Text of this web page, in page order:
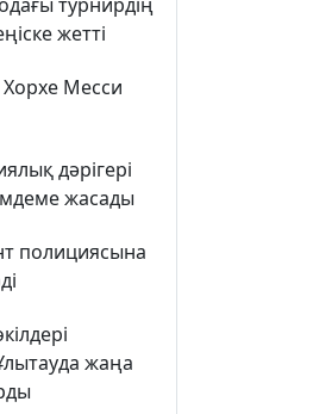
жетті
Хорхе Месси
дәрігері
жасады
полициясына
жаңа